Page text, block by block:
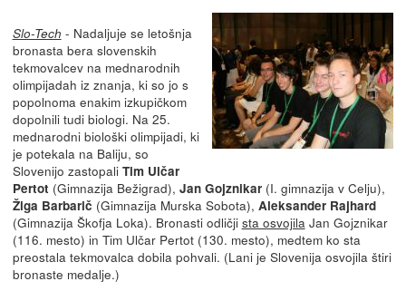
Slo-Tech - Nadaljuje se letošnja
bronasta bera slovenskih
tekmovalcev na mednarodnih
olimpijadah iz znanja, ki so jo s
popolnoma enakim izkupičkom
dopolnili tudi biologi. Na 25.
mednarodni biološki olimpijadi, ki
je potekala na Baliju, so
Slovenijo zastopali Tim Ulčar
Pertot (Gimnazija Bežigrad), Jan Gojznikar(I. gimnazija v Celju),
Žiga Barbarič (Gimnazija Murska Sobota), Aleksander Rajhard
(Gimnazija Škofja Loka). Bronasti odličji sta osvojilaJan Gojznikar
(116. mesto) in Tim Ulčar Pertot (130. mesto), medtem ko sta
preostala tekmovalca dobila pohvali. (Lani je Slovenija osvojila štiri
bronaste medalje.)